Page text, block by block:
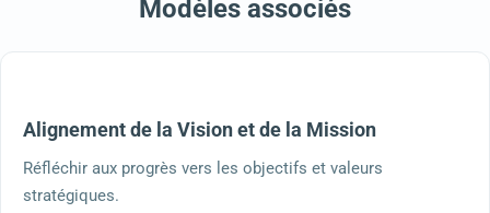
Modèles associés
Alignement de la Vision et de la Mission
Réfléchir aux progrès vers les objectifs et valeurs
stratégiques.